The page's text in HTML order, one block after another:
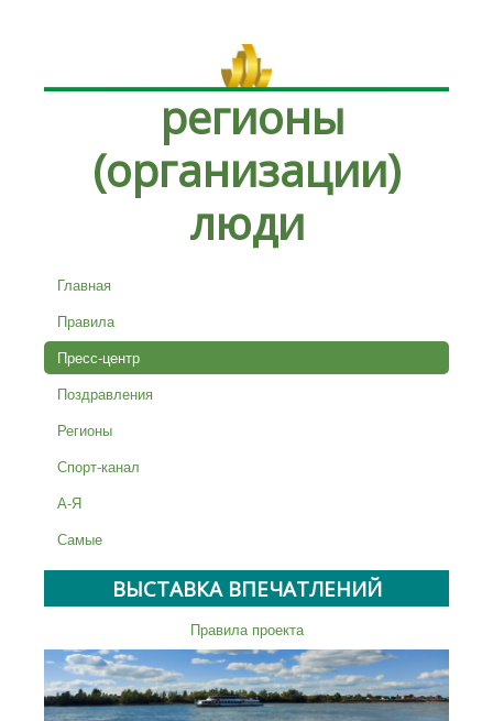
регионы
(организации)
люди
Главная
Правила
Пресс-центр
Поздравления
Регионы
Спорт-канал
А-Я
Самые
ВЫСТАВКА ВПЕЧАТЛЕНИЙ
Правила проекта